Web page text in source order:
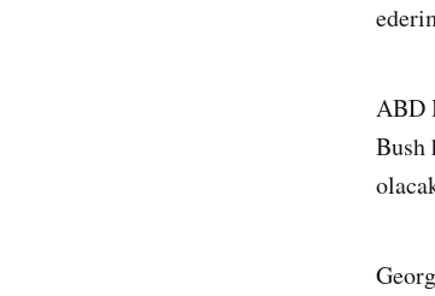
ABD
Bush